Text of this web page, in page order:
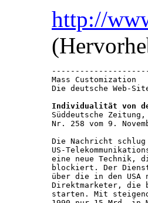
http://
Mass Customization
Die deutsche Web-
Individualität von
Süddeutsche
Nr. 258 vom 9.
Die Nachricht
US-
eine neue Technik,
blockiert. Der
über die in den USA
Direktmarketer, die
starten. Mit